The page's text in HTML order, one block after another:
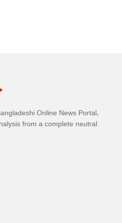
Online News Portal,
from a complete neutral